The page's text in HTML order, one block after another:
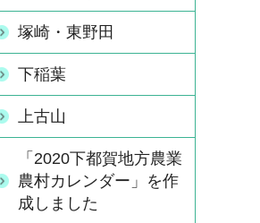
塚崎・東野田
下稲葉
上古山
「2020下都賀地方農業
農村カレンダー」を作
成しました